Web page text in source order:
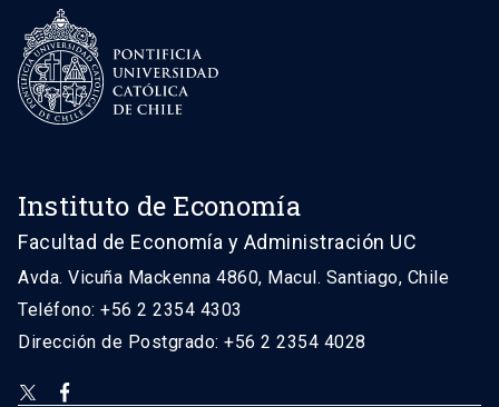
Instituto de Economía
Facultad de Economía y Administración UC
Avda. Vicuña Mackenna 4860, Macul. Santiago, Chile
Teléfono: +56 2 2354 4303
Dirección de Postgrado: +56 2 2354 4028